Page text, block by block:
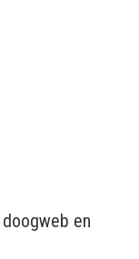
en